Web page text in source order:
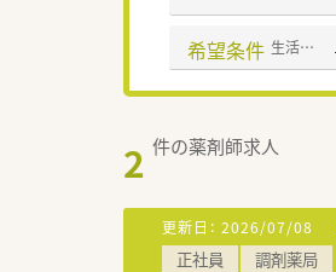
希望条件 生活環境充実
2 件の薬剤師求人
更新日： 2026/07/08
正社員 調剤薬局